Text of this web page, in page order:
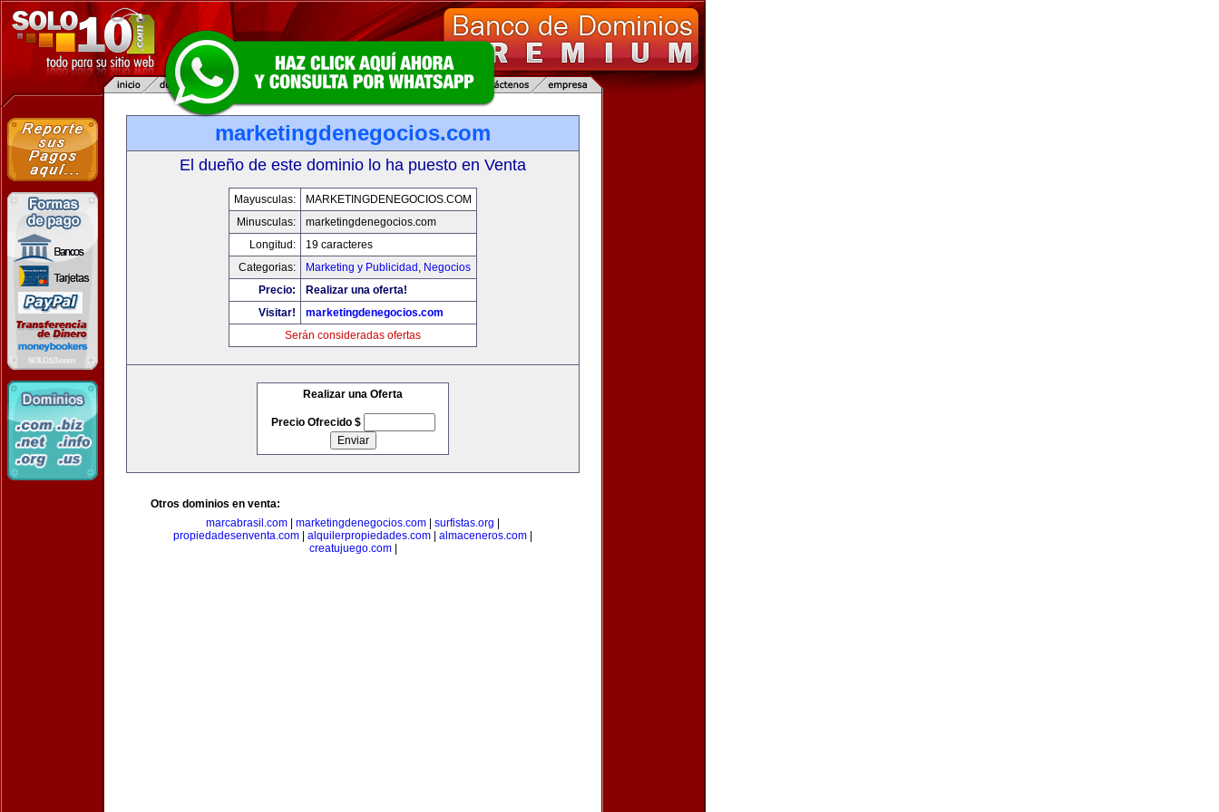
marketingdenegocios.com
El dueño de este dominio lo ha puesto en Venta
Mayusculas:
MARKETINGDENEGOCIOS.COM
Minusculas:
marketingdenegocios.com
Longitud:
19 caracteres
Categorias:
Marketing y Publicidad , Negocios
Precio:
Realizar una oferta!
Visitar!
marketingdenegocios.com
Serán consideradas ofertas
Realizar una Oferta
Precio Ofrecido $
Otros dominios en venta:
marcabrasil.com
marketingdenegocios.com surfistas.org
propiedadesenventa.com
alquilerpropiedades.com almaceneros.com
creatujuego.com|